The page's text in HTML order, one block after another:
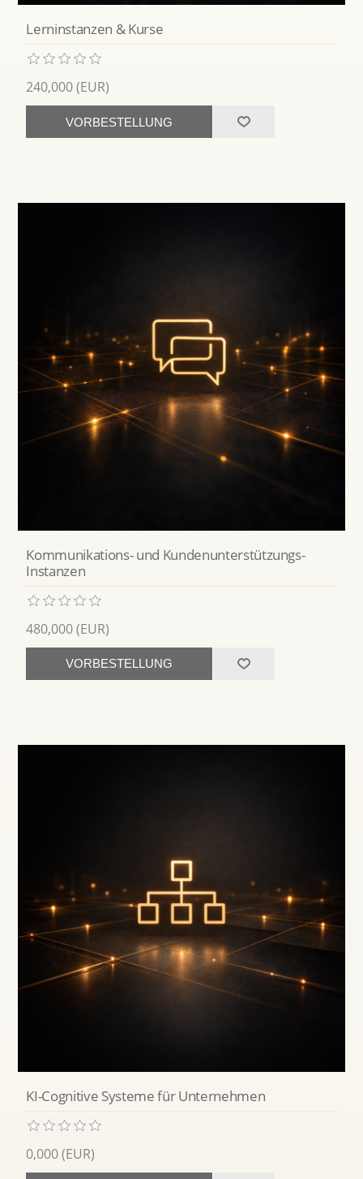
Lerninstanzen & Kurse
240,000 (EUR)
VORBESTELLUNG
Kommunikations- und Kundenunterstützungs-
Instanzen
480,000 (EUR)
VORBESTELLUNG
KI-Cognitive Systeme für Unternehmen
0,000 (EUR)